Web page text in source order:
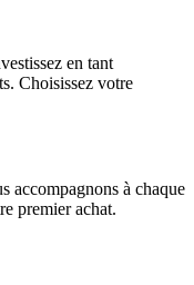
en tant
Choisissez votre
accompagnons à chaque
premier achat.